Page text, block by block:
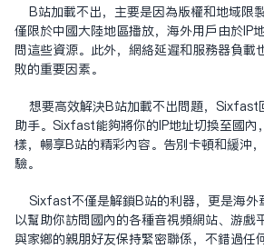
B站加载不出，主要是因为版权和地域限
仅限于中国大陆地区播放，海外用户由于IP
问这些资源。此外，网络延迟和服务器负载
败的重要因素。
想要高效解决B站加载不出问题，Sixfast
助手。Sixfast能够将你的IP地址切换至国内
样，畅享B站的精彩内容。告别卡顿和缓冲
验。
Sixfast不仅是解锁B站的利器，更是海外
以帮助你访问国内的各种音视频网站、游戏
与家乡的亲朋好友保持紧密联系，不错过任